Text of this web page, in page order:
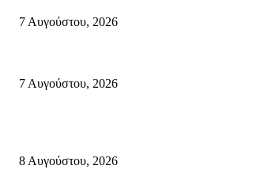
7 Αυγούστου, 2026
7 Αυγούστου, 2026
8 Αυγούστου, 2026